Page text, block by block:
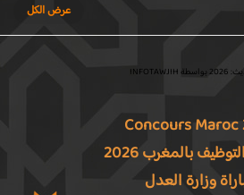
Concours
بالمغرب 2026
وزارة العدل